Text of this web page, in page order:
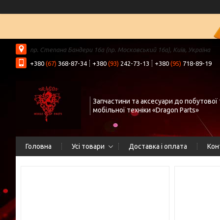
пр. Степана Бандери 16а (пр. Московський 16а), Київ, Україна
+380 (67) 368-87-34 +380 (93) 242-73-13 +380 (95) 718-89-19
Запчастини та аксесуари до побутової
мобільної техніки «Dragon Parts»
Головна Усі товари Доставка і оплата